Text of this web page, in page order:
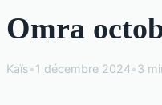
Omra
Kaïs•1 décembre 2024•3